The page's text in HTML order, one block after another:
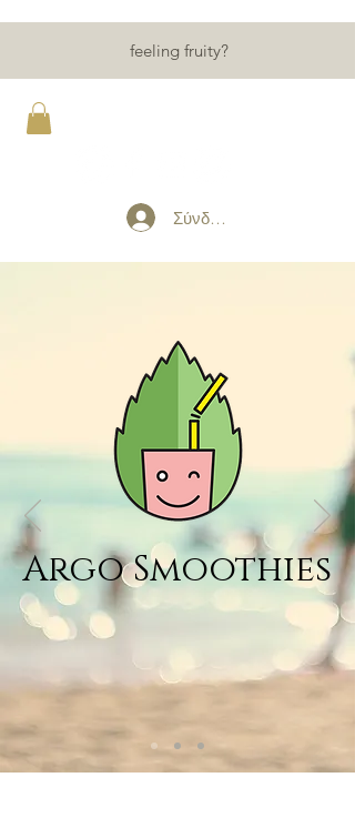
feeling fruity?
Σύνδεση
Argo Smoothies